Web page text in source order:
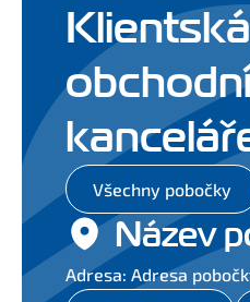
Všechny pobočky
Název
Adresa: Adresa